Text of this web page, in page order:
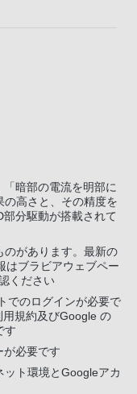
暗部の電流を明部に
高さと、その精度を
分駆動が搭載されて
のがあります。最新の
はブラビアウェブペー
ください
でのログインが必要で
規約及びGoogle の
す
が必要です
ト環境とGoogleアカ